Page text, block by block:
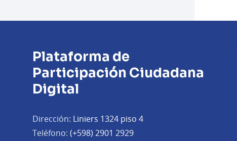
Plataforma de
Participación Ciudadana
Digital
Dirección: Liniers 1324 piso 4
Teléfono: (+598) 2901 2929